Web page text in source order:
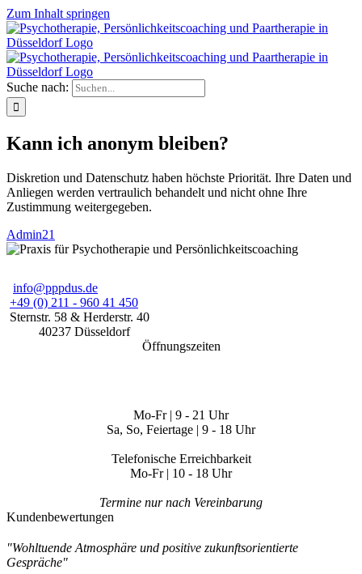
Zum Inhalt springen
Suche nach:
Kann ich anonym bleiben?
Diskretion und Datenschutz haben höchste Priorität. Ihre Daten und
Anliegen werden vertraulich behandelt und nicht ohne Ihre
Zustimmung weitergegeben.
Admin21
info@pppdus.de
+49 (0) 211 - 960 41 450
Sternstr. 58 & Herderstr. 40
40237 Düsseldorf
Öffnungszeiten
Mo-Fr | 9 - 21 Uhr
Sa, So, Feiertage | 9 - 18 Uhr
Telefonische Erreichbarkeit
Mo-Fr | 10 - 18 Uhr
Termine nur nach Vereinbarung
Kundenbewertungen
"Wohltuende Atmosphäre und positive zukunftsorientierte
Gespräche"